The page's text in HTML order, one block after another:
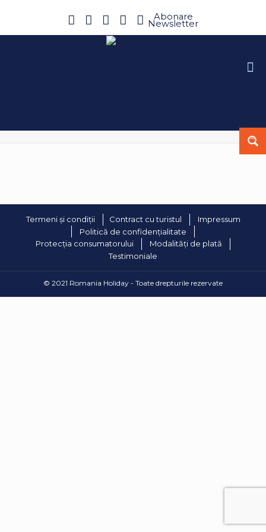
Abonare
Newsletter
Termeni și condiții Contract cu turistul
Impressum
Politică de confidențialitate
Protecția consumatorului
Modalități de plată
Testimoniale
© 2021 Romania Holiday - Toate drepturile rezervate